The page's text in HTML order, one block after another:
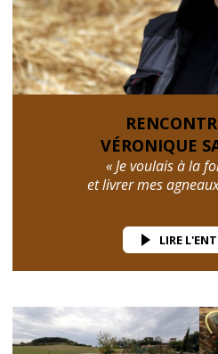
VÉRONIQUE
« Je voulais à la
et livrer mes
LIRE